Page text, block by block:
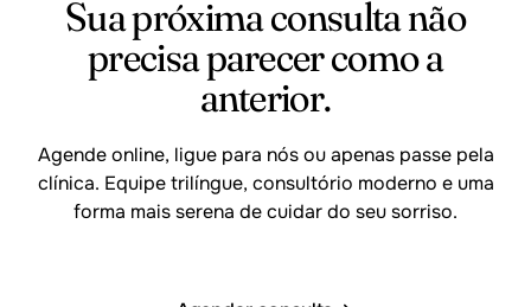
Sua próxima consulta não
precisa parecer como a
anterior.
Agende online, ligue para nós ou apenas passe pela
clínica. Equipe trilíngue, consultório moderno e uma
forma mais serena de cuidar do seu sorriso.